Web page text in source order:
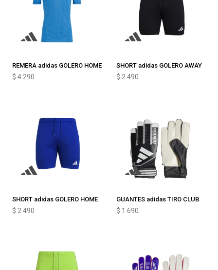
REMERA adidas GOLERO HOME
$ 4.290
SHORT adidas GOLERO AWAY
$ 2.490
SHORT adidas GOLERO HOME
$ 2.490
GUANTES adidas TIRO CLUB
$ 1.690